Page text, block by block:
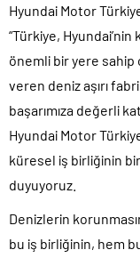
Hyundai Motor
“Türkiye,
önemli bir yere sahip
veren deniz aşırı
başarımıza değerli
Hyundai Motor
küresel iş birliğinin
duyuyoruz.
Denizlerin
bu iş birliğinin, hem